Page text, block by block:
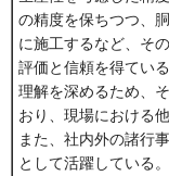
の精度を保ちつつ、
に施工するなど、そ
評価と信頼を得てい
理解を深めるため、
おり、現場における
また、社内外の諸行
として活躍している